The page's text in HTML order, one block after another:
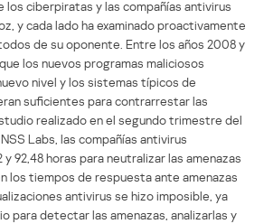
los ciberpiratas y las compañías antivirus
y cada lado ha examinado proactivamente
de su oponente. Entre los años 2008 y
los nuevos programas maliciosos
nivel y los sistemas típicos de
suficientes para contrarrestar las
realizado en el segundo trimestre del
Labs, las compañías antivirus
92,48 horas para neutralizar las amenazas
los tiempos de respuesta ante amenazas
antivirus se hizo imposible, ya
para detectar las amenazas, analizarlas y